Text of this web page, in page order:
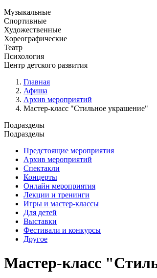
Музыкальные
Спортивные
Художественные
Хореографические
Театр
Психология
Центр детского развития
Главная
Афиша
Архив мероприятий
Мастер-класс "Стильное украшение"
Подразделы
Подразделы
Предстоящие мероприятия
Архив мероприятий
Спектакли
Концерты
Онлайн мероприятия
Лекции и тренинги
Игры и мастер-классы
Для детей
Выставки
Фестивали и конкурсы
Другое
Мастер-класс